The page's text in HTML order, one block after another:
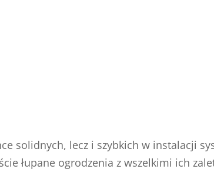
solidnych, lecz i szybkich w instalacji
łupane ogrodzenia z wszelkimi ich